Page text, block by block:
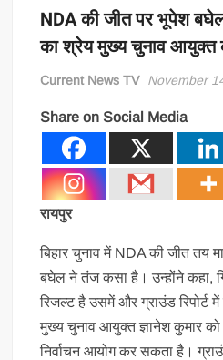
NDA की जीत पर भूपेश
का श्रेय मुख्य चुनाव आयुक्त
Current News TV November
Share on Social Media
रायपुर
बिहार चुनाव में NDA की जीत तय
बघेल ने तंज कसा है। उन्होंने कहा,
रिजल्ट है उसमें और ग्राउंड रिपोर्ट
मुख्य चुनाव आयुक्त ज्ञानेश कुमार को
निर्वाचन आयोग कर सकता है।